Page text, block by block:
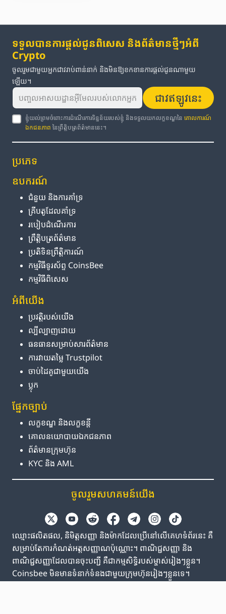
ទទួលបានការផ្តល់ជូនពិសេស និងព័ត៌មានថ្មីៗអំពី
Crypto
ចូលរួមជាមួយអ្នកជាវរាប់ពាន់នាក់ និងមិនឱ្យខកខានការផ្តល់ជូនណាមួយ
ឡើយ។
ជាវឥឡូវនេះ
ខ្ញុំយល់ព្រមចំពោះការដំណើរការទិន្នន័យរបស់ខ្ញុំ និងទទួលយកលក្ខខណ្ឌនៃគោលការណ៍
ឯកជនភាព នៃព្រឹត្តិបត្រព័ត៌មាននេះ។
ប្រភេទ
ឧបករណ៍
ជំនួយ និង​ការ​គាំទ្រ
គ្រីបតូ​ដែល​គាំទ្រ
របៀប​ដំណើរការ
ព្រឹត្តិបត្រ​ព័ត៌មាន
ប្រតិទិន​ព្រឹត្តិការណ៍
កម្មវិធី​ទូរស័ព្ទ CoinsBee
កម្មវិធីពិសេស
អំពី​យើង
ប្រវត្តិ​របស់​យើង
ល្បីល្បាញ​ដោយ
ធនធាន​សម្រាប់​សារព័ត៌មាន
ការ​វាយតម្លៃ Trustpilot
ចាប់ដៃគូ​ជាមួយ​យើង
ប្លុក
ផ្នែក​ច្បាប់
លក្ខខណ្ឌ និង​លក្ខខន្តី
គោលនយោបាយ​ឯកជនភាព
ព័ត៌មាន​ក្រុមហ៊ុន
KYC និង AML
ចូលរួម​សហគមន៍​យើង
ឈ្មោះផលិតផល, និមិត្តសញ្ញា និងម៉ាកដែលប្រើនៅលើគេហទំព័រនេះ គឺ
សម្រាប់តែការកំណត់អត្តសញ្ញាណប៉ុណ្ណោះ។ ពាណិជ្ជសញ្ញា និង
ពាណិជ្ជសញ្ញាដែលបានចុះបញ្ជី គឺជាកម្មសិទ្ធិរបស់ម្ចាស់រៀងៗខ្លួន។
Coinsbee មិនមានទំនាក់ទំនងជាមួយក្រុមហ៊ុនរៀងៗខ្លួនទេ។